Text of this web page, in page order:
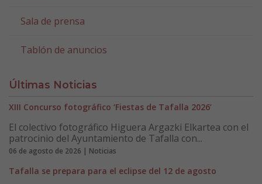
Sala de prensa
Tablón de anuncios
Últimas Noticias
XIII Concurso fotográfico ‘Fiestas de Tafalla 2026’
El colectivo fotográfico Higuera Argazki Elkartea con el
patrocinio del Ayuntamiento de Tafalla con...
06 de agosto de 2026 | Noticias
Tafalla se prepara para el eclipse del 12 de agosto